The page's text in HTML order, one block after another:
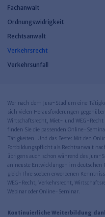
Fachanwalt
Ordnungswidrigkeit
Rechtsanwalt
Verkehrsrecht
Verkehrsunfall
Wer nach dem Jura-Studium eine
sich vielen Herausforderungen
Wirtschaftsrecht, Miet- und WEG-
finden Sie die passenden Online-
Tätigkeiten. Und das Beste: Mit den
Fortbildungspflicht als Rechtsanwalt
übrigens auch schon während des
an neuste Entwicklungen im deutschen
gleich Ihre soeben erworbenen
WEG-Recht, Verkehrsrecht,
Webinar oder Online-Seminar.
Kontinuierliche Weiterbildung